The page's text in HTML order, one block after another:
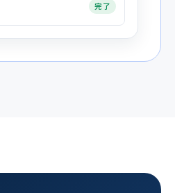
完了